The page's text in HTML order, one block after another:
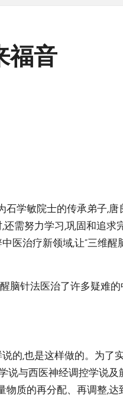
福音
学敏院士的传承弟子,
需努力学习,巩固和追
医治疗新领域,让“三维
针法医治了许多疑难
的,也是这样做的。为
与西医神经调控学说及
质的再分配、再调整,